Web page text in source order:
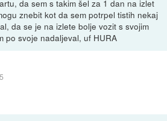
da sem s takim šel za 1 dan na izlet
znebit kot da sem potrpel tistih nekaj
da se je na izlete bolje vozit s svojim
po svoje nadaljeval, uf HURA